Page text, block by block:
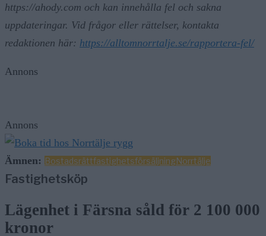
https://ahody.com och kan innehålla fel och sakna
uppdateringar. Vid frågor eller rättelser, kontakta
redaktionen här: https://alltomnorrtalje.se/rapportera-fel/
Annons
Annons
Ämnen: BostadsrättfastighetsförsäljningNorrtälje
Fastighetsköp
Lägenhet i Färsna såld för 2 100 000
kronor